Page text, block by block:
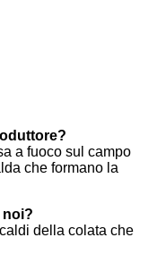
a fuoco sul campo
che formano la
noi?
della colata che